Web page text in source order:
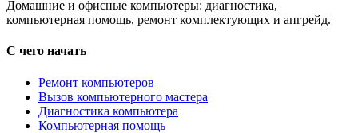
Домашние и офисные компьютеры: диагностика,
компьютерная помощь, ремонт комплектующих и апгрейд.
С чего начать
Ремонт компьютеров
Вызов компьютерного мастера
Диагностика компьютера
Компьютерная помощь